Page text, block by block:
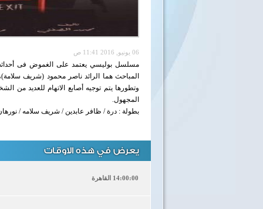
06 يونيو, 2016 11:41 ص
مسلسل بوليسي يعتمد على الغموض فى
المباحث هما الرائد ناصر محمود (شريف
وتطورها يتم توجيه أصابع الاتهام للعديد من
المجهول.
بطولة : درة / ظافر عابدين / شريف سلامه /
يعرض في هذه الاوقات
14:00:00 القاهرة